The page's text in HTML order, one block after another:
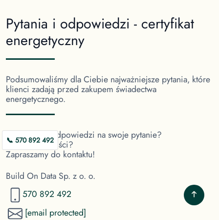
📞 570 892 492
Certyfikat energetyczny - co muszę widzieć?
- charakterystykę energetyczną budynku,
- szacowane roczne zużycie energii,
- klasyfikację energetyczną budynku,
- zalecenia dotyczące możliwości poprawy efektywności
Regulacje dotyczące świadectw energetycznych
Czy świadectwo energetyczne jest obowiązkowe?
Od kwietnia 2023 roku świadectwo energetyczne jest
Pytania i odpowiedzi - certyfikat
energetyczny
Podsumowaliśmy dla Ciebie najważniejsze pytania, które
klienci zadają przed zakupem świadectwa
energetycznego.
Nie widzisz odpowiedzi na swoje pytanie?
Masz wątpliwości?
Zapraszamy do kontaktu!
Build On Data Sp. z o. o.
570 892 492
[email protected]